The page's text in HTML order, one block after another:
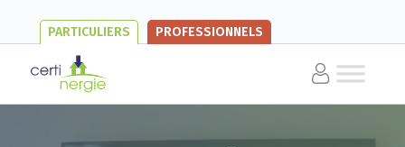
PARTICULIERS PROFESSIONNELS